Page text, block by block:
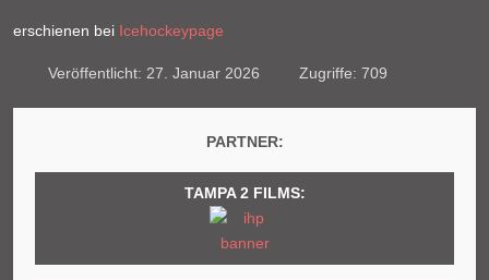
erschienen bei Icehockeypage
Veröffentlicht: 27. Januar 2026 Zugriffe: 709
PARTNER:
TAMPA 2 FILMS: